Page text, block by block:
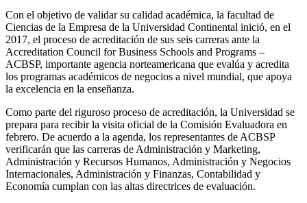
Con el objetivo de validar su calidad académica, la facultad de
Ciencias de la Empresa de la Universidad Continental inició, en el
2017, el proceso de acreditación de sus seis carreras ante la
Accreditation Council for Business Schools and Programs –
ACBSP, importante agencia norteamericana que evalúa y acredita
los programas académicos de negocios a nivel mundial, que apoya
la excelencia en la enseñanza.
Como parte del riguroso proceso de acreditación, la Universidad se
prepara para recibir la visita oficial de la Comisión Evaluadora en
febrero. De acuerdo a la agenda, los representantes de ACBSP
verificarán que las carreras de Administración y Marketing,
Administración y Recursos Humanos, Administración y Negocios
Internacionales, Administración y Finanzas, Contabilidad y
Economía cumplan con las altas directrices de evaluación.